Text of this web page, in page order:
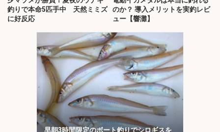
釣りで本命5匹手中 天然ミミズ
に好反応
のか？ 導入メリットを実釣レビ
ュー【響灘】
早朝3時間限定のボート釣りでシロギスを